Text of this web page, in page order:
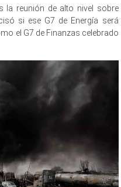
la reunión de alto nivel sobre
si ese G7 de Energía será
el G7 de Finanzas celebrado